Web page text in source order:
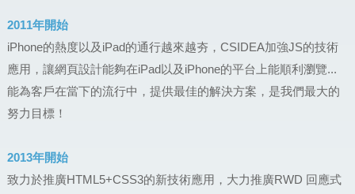
2011年開始
iPhone的熱度以及iPad的通行越來越夯，CSIDEA加強JS的技術
應用，讓網頁設計能夠在iPad以及iPhone的平台上能順利瀏覽...
能為客戶在當下的流行中，提供最佳的解決方案，是我們最大的
努力目標！
2013年開始
致力於推廣HTML5+CSS3的新技術應用，大力推廣RWD 回應式